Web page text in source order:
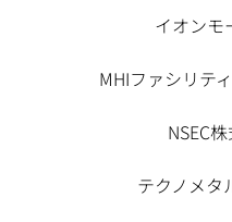
イオンモ
MHIファシリテ
NSEC
テクノメタ